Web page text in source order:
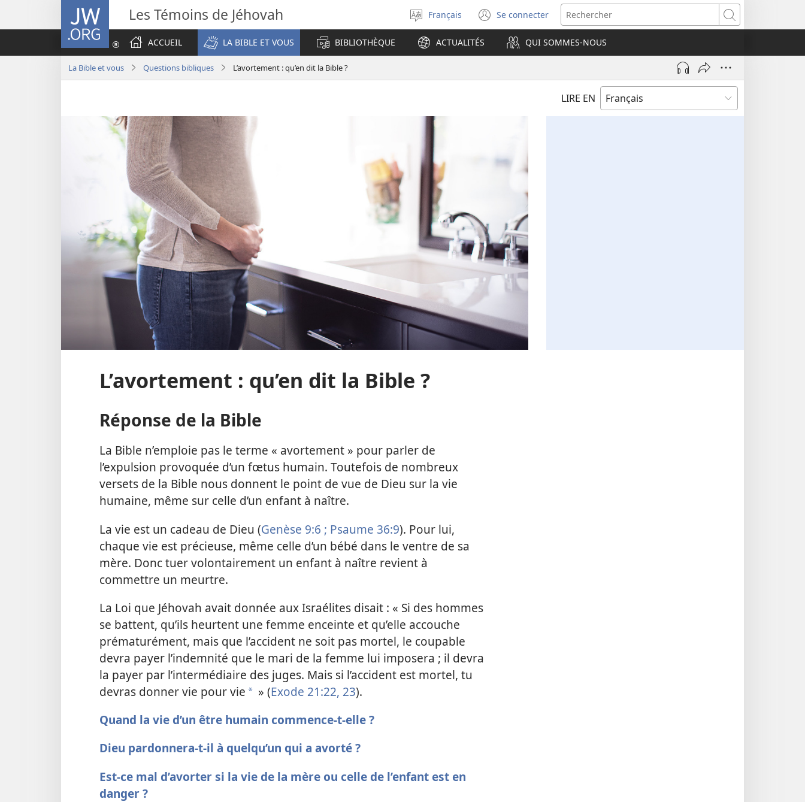
JW.ORG Les Témoins de Jéhovah
Sélectionner
la
langue
Français Se connecter
(ouvre
une
nouvelle
fenêtre)
Rechercher
ACCUEIL
LA BIBLE ET VOUS BIBLIOTHÈQUE ACTUALITÉS QUI SOMMES-NOUS
La Bible et vous Questions bibliques L’avortement : qu’en dit la Bible ?
LIRE EN
L’avortement : qu’en dit la Bible ?
Réponse de la Bible
La Bible n’emploie pas le terme « avortement » pour parler de
l’expulsion provoquée d’un fœtus humain. Toutefois de nombreux
versets de la Bible nous donnent le point de vue de Dieu sur la vie
humaine, même sur celle d’un enfant à naître.
La vie est un cadeau de Dieu (Genèse 9:6 ; Psaume 36:9). Pour lui,
chaque vie est précieuse, même celle d’un bébé dans le ventre de sa
mère. Donc tuer volontairement un enfant à naître revient à
commettre un meurtre.
La Loi que Jéhovah avait donnée aux Israélites disait : « Si des hommes
se battent, qu’ils heurtent une femme enceinte et qu’elle accouche
prématurément, mais que l’accident ne soit pas mortel, le coupable
devra payer l’indemnité que le mari de la femme lui imposera ; il devra
la payer par l’intermédiaire des juges. Mais si l’accident est mortel, tu
devras donner vie pour vie a » (Exode 21:22, 23).
Quand la vie d’un être humain commence-t-elle ?
Dieu pardonnera-t-il à quelqu’un qui a avorté ?
Est-ce mal d’avorter si la vie de la mère ou celle de l’enfant est en
danger ?